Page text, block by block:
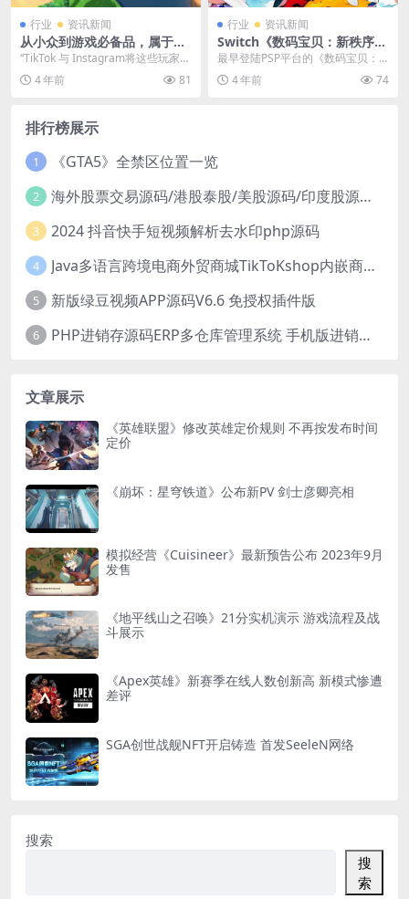
行业 资讯新闻
从小众到游戏必备品，属于Co
zy Game的2022年
“TikTok 与 Instagram将这些玩家聚
集在一起，他们追求闲适而非对
抗...4 年前 81
行业 资讯新闻
Switch《数码宝贝：新秩序》
画面规格与PS4版接近
最早登陆PSP平台的《数码宝贝：
新秩序》将在2月份登陆PS4和Swit
ch平台，...
4 年前 74
排行榜展示
1 《GTA5》全禁区位置一览
2 海外股票交易源码/港股泰股/美股源码/印度股源码/马拉西亚股票源码/国际股票配资
3 2024 抖音快手短视频解析去水印php源码
4 Java多语言跨境电商外贸商城TikToKshop内嵌商城I商家入驻I一键铺
5 新版绿豆视频APP源码V6.6 免授权插件版
6 PHP进销存源码ERP多仓库管理系统 手机版进销存 php网络版进销存小程序
文章展示
《英雄联盟》修改英雄定价规则 不再按发布时间
定价
《崩坏：星穹铁道》公布新PV 剑士彦卿亮相
模拟经营《Cuisineer》最新预告公布 2023年9月
发售
《地平线山之召唤》21分实机演示 游戏流程及战
斗展示
《Apex英雄》新赛季在线人数创新高 新模式惨遭
差评
SGA创世战舰NFT开启铸造 首发SeeleN网络
搜索
搜
索